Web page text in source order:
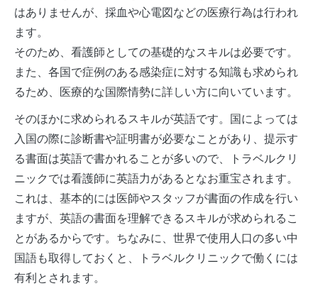
はありませんが、採血や心電図などの医療行為は行われ
ます。
そのため、看護師としての基礎的なスキルは必要です。
また、各国で症例のある感染症に対する知識も求められ
るため、医療的な国際情勢に詳しい方に向いています。
そのほかに求められるスキルが英語です。国によっては
入国の際に診断書や証明書が必要なことがあり、提示す
る書面は英語で書かれることが多いので、トラベルクリ
ニックでは看護師に英語力があるとなお重宝されます。
これは、基本的には医師やスタッフが書面の作成を行い
ますが、英語の書面を理解できるスキルが求められるこ
とがあるからです。ちなみに、世界で使用人口の多い中
国語も取得しておくと、トラベルクリニックで働くには
有利とされます。